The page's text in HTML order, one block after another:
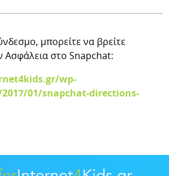
μπορείτε να βρείτε
Ασφάλεια στο Snapchat:
wp-
01/snapchat-directions-